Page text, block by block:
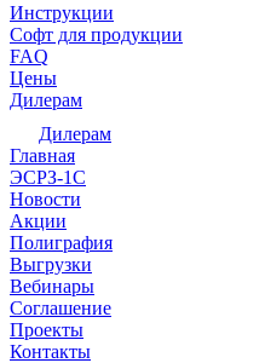
Инструкции
Софт для продукции
FAQ
Цены
Дилерам
Дилерам
Главная
ЭСРЗ-1С
Новости
Акции
Полиграфия
Выгрузки
Вебинары
Соглашение
Проекты
Контакты